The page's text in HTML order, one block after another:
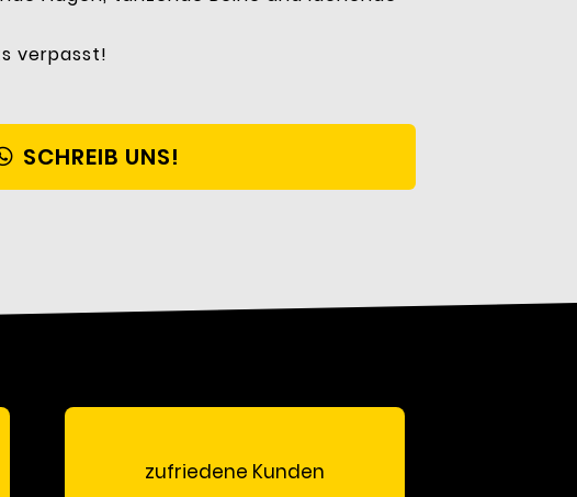
verpasst!
SCHREIB UNS!
zufriedene Kunden